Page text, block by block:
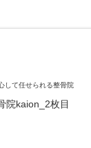
して任せられる整骨院